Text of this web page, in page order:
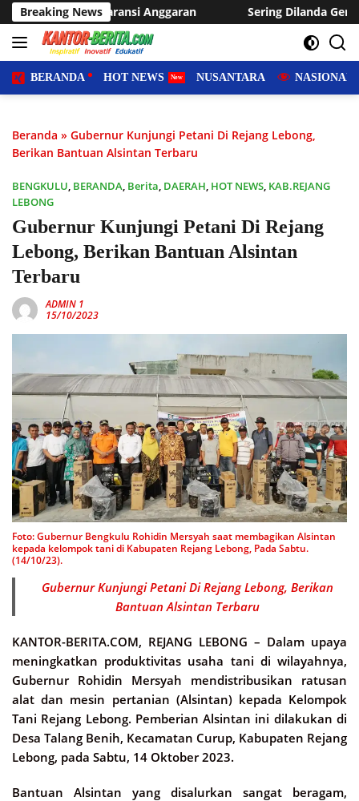
Langsung
ke
konten
Breaking NewsSering Dilanda Genangan, Desa Sukaraja
BERANDA HOT NEWS NUSANTARA NASIONAL
Beranda » Gubernur Kunjungi Petani Di Rejang Lebong,
Berikan Bantuan Alsintan Terbaru
BENGKULU, BERANDA, Berita, DAERAH, HOT NEWS, KAB.REJANG
LEBONG
Gubernur Kunjungi Petani Di Rejang
Lebong, Berikan Bantuan Alsintan
Terbaru
ADMIN 1
15/10/2023
Foto: Gubernur Bengkulu Rohidin Mersyah saat membagikan Alsintan
kepada kelompok tani di Kabupaten Rejang Lebong, Pada Sabtu.
(14/10/23).
Gubernur Kunjungi Petani Di Rejang Lebong, Berikan
Bantuan Alsintan Terbaru
KANTOR-BERITA.COM, REJANG LEBONG – Dalam upaya
meningkatkan produktivitas usaha tani di wilayahnya,
Gubernur Rohidin Mersyah mendistribusikan ratusan
alat dan mesin pertanian (Alsintan) kepada Kelompok
Tani Rejang Lebong. Pemberian Alsintan ini dilakukan di
Desa Talang Benih, Kecamatan Curup, Kabupaten Rejang
Lebong, pada Sabtu, 14 Oktober 2023.
Bantuan Alsintan yang disalurkan sangat beragam,